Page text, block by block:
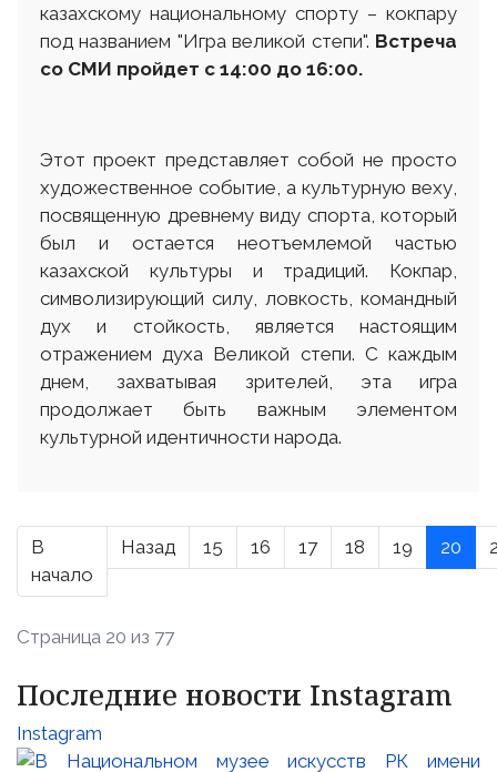
казахскому национальному спорту – кокпару
под названием "Игра великой степи". Встреча
со СМИ пройдет с 14:00 до 16:00.
Этот проект представляет собой не просто
художественное событие, а культурную веху,
посвященную древнему виду спорта, который
был и остается неотъемлемой частью
казахской культуры и традиций. Кокпар,
символизирующий силу, ловкость, командный
дух и стойкость, является настоящим
отражением духа Великой степи. С каждым
днем, захватывая зрителей, эта игра
продолжает быть важным элементом
культурной идентичности народа.
В
начало
Назад 15 16 17 18 19 20
Страница 20 из 77
Последние новости Instagram
Instagram